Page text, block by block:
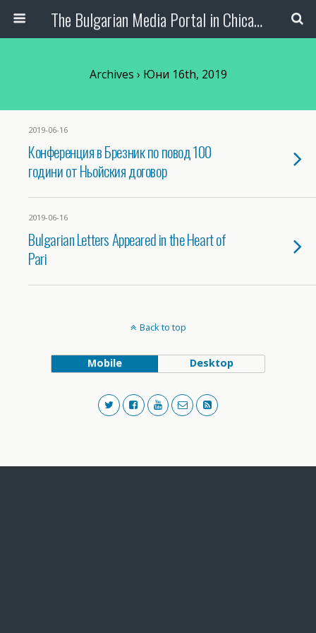
The Bulgarian Media Portal in Chicago
Archives › Юни 16th, 2019
2019-06-16
Конференция в Брезник по повод 100
години от Ньойския договор
2019-06-16
Bulgarian Letters Appeared in the Heart of
Pari
Back to top
Mobile Desktop